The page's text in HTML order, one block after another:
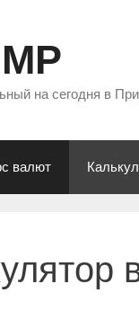
на сегодня в
валют